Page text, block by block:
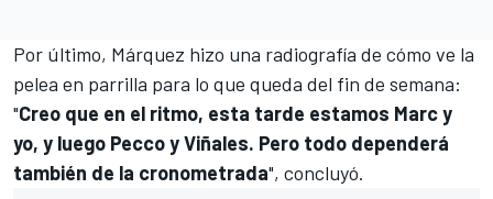
Por último, Márquez hizo una radiografía de cómo ve la
pelea en parrilla para lo que queda del fin de semana:
"Creo que en el ritmo, esta tarde estamos Marc y
yo, y luego Pecco y Viñales. Pero todo dependerá
también de la cronometrada", concluyó.